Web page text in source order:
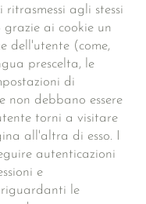
ritrasmessi agli stessi
grazie ai cookie un
dell'utente (come,
prescelta, le
di
non debbano essere
torni a visitare
all'altra di esso. I
autenticazioni
e
riguardanti le